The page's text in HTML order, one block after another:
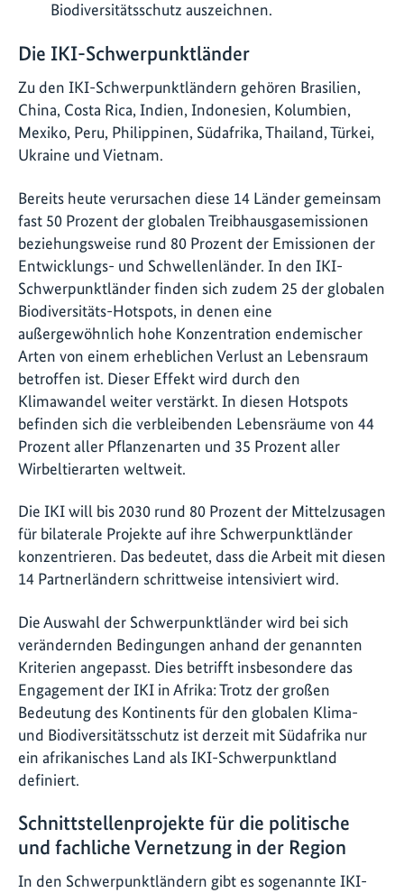
Biodiversitätsschutz auszeichnen.
Die IKI-Schwerpunktländer
Zu den IKI-Schwerpunktländern gehören Brasilien,
China, Costa Rica, Indien, Indonesien, Kolumbien,
Mexiko, Peru, Philippinen, Südafrika, Thailand, Türkei,
Ukraine und Vietnam.
Bereits heute verursachen diese 14 Länder gemeinsam
fast 50 Prozent der globalen Treibhausgasemissionen
beziehungsweise rund 80 Prozent der Emissionen der
Entwicklungs- und Schwellenländer. In den IKI-
Schwerpunktländer finden sich zudem 25 der globalen
Biodiversitäts-Hotspots, in denen eine
außergewöhnlich hohe Konzentration endemischer
Arten von einem erheblichen Verlust an Lebensraum
betroffen ist. Dieser Effekt wird durch den
Klimawandel weiter verstärkt. In diesen Hotspots
befinden sich die verbleibenden Lebensräume von 44
Prozent aller Pflanzenarten und 35 Prozent aller
Wirbeltierarten weltweit.
Die IKI will bis 2030 rund 80 Prozent der Mittelzusagen
für bilaterale Projekte auf ihre Schwerpunktländer
konzentrieren. Das bedeutet, dass die Arbeit mit diesen
14 Partnerländern schrittweise intensiviert wird.
Die Auswahl der Schwerpunktländer wird bei sich
verändernden Bedingungen anhand der genannten
Kriterien angepasst. Dies betrifft insbesondere das
Engagement der IKI in Afrika: Trotz der großen
Bedeutung des Kontinents für den globalen Klima-
und Biodiversitätsschutz ist derzeit mit Südafrika nur
ein afrikanisches Land als IKI-Schwerpunktland
definiert.
Schnittstellenprojekte für die politische
und fachliche Vernetzung in der Region
In den Schwerpunktländern gibt es sogenannte IKI-